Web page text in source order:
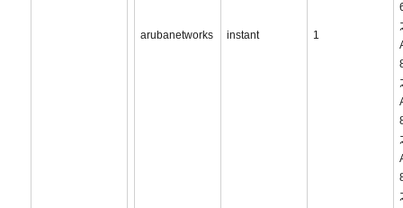
arubanetworks instant 1